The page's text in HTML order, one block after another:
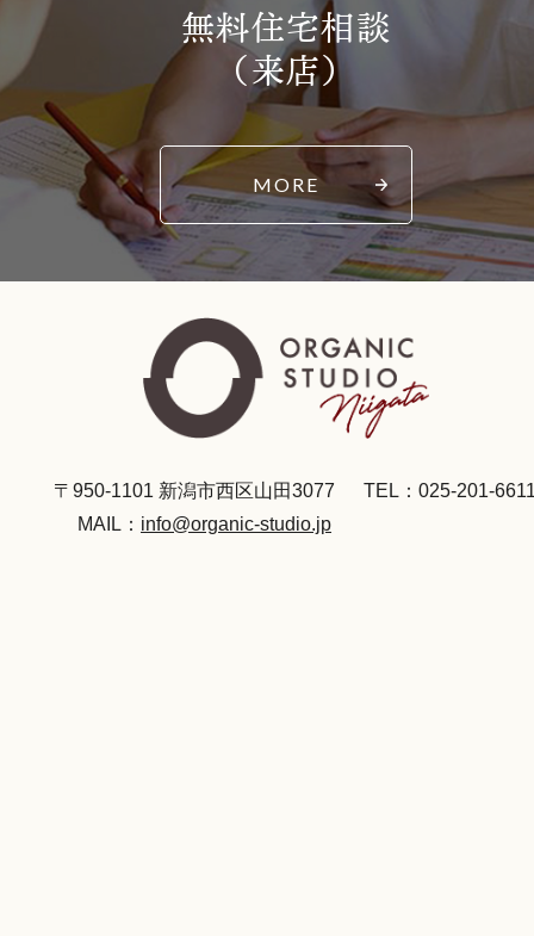
無料住宅相談
（来店）
MORE
〒950-1101 新潟市西区山田3077
TEL：025-201-
MAIL： info@organic-studio.jp